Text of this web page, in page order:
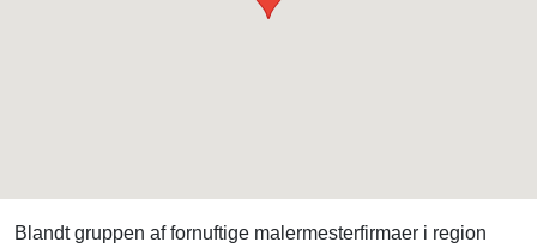
Blandt gruppen af fornuftige malermesterfirmaer i region